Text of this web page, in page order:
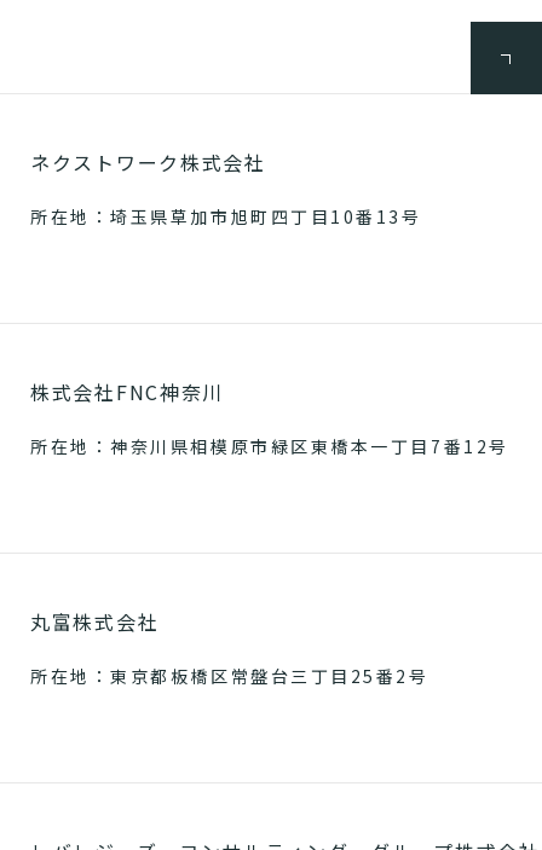
ネクストワーク株式会社
所在地：埼玉県草加市旭町四丁目10番13号
株式会社FNC神奈川
所在地：神奈川県相模原市緑区東橋本一丁目7番12号
丸富株式会社
所在地：東京都板橋区常盤台三丁目25番2号